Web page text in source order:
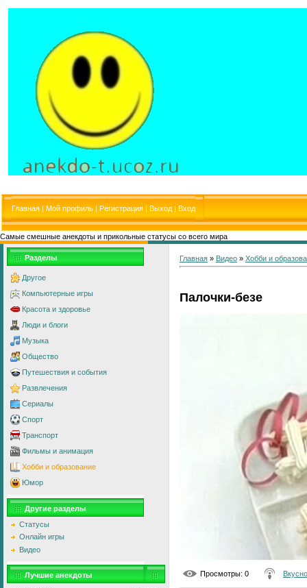
Главная | Мой профиль | Регистрация | Выход | Вход
Самые смешные анекдоты и прикольные статусы со всего мира
Разделы
Другое
Компьютерные игры
Красота и здоровье
Люди и блоги
Музыка
Общество
Путешествия и события
Развлечения
Сериалы
Спорт
Транспорт
Фильмы и анимация
Хобби и образование
Юмор
Другие разделы
Статусы
Онлайн игры
Видео
Лучшие анекдоты
Главная » Видео » Хобби и
Палочки-безе
Просмотры: 0